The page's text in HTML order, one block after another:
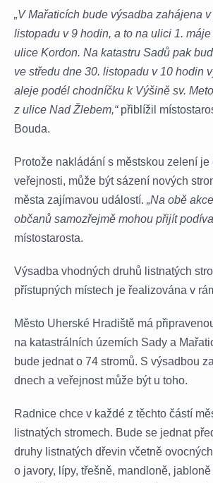
„V Mařaticích bude výsadba zahájena
listopadu v 9 hodin, a to na ulici 1.
ulice Kordon. Na katastru Sadů pak
ve středu dne 30. listopadu v 10 hodin
aleje podél chodníčku k Výšině sv.
z ulice Nad Žlebem,“přiblížil
Bouda.
Protože nakládání s městskou zelení je
veřejnosti, může být sázení nových
města zajímavou událostí. „Na obě
občanů samozřejmě mohou přijít
místostarosta.
Výsadba vhodných druhů listnatých
přístupných místech je řealizována v
Město Uherské Hradiště má
na katastrálních územích Sady a
bude jednat o 74 stromů. S výsadbou
dnech a veřejnost může být u toho.
Radnice chce v každé z těchto částí
listnatých stromech. Bude se jednat
druhy listnatých dřevin včetně
o javory, lípy, třešně, mandloně,